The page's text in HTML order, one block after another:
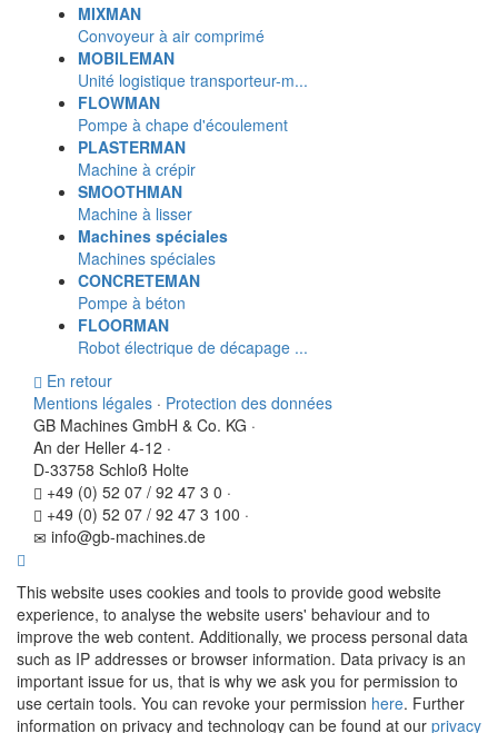
MIXMAN
Convoyeur à air comprimé
MOBILEMAN
Unité logistique transporteur-m...
FLOWMAN
Pompe à chape d'écoulement
PLASTERMAN
Machine à crépir
SMOOTHMAN
Machine à lisser
Machines spéciales
Machines spéciales
CONCRETEMAN
Pompe à béton
FLOORMAN
Robot électrique de décapage ...
En retour
Mentions légales · Protection des données
GB Machines GmbH & Co. KG ·
An der Heller 4-12 ·
D-33758 Schloß Holte
+49 (0) 52 07 / 92 47 3 0 ·
+49 (0) 52 07 / 92 47 3 100 ·
info@gb-machines.de
This website uses cookies and tools to provide good website
experience, to analyse the website users' behaviour and to
improve the web content. Additionally, we process personal data
such as IP addresses or browser information. Data privacy is an
important issue for us, that is why we ask you for permission to
use certain tools. You can revoke your permission here. Further
information on privacy and technology can be found at our privacy